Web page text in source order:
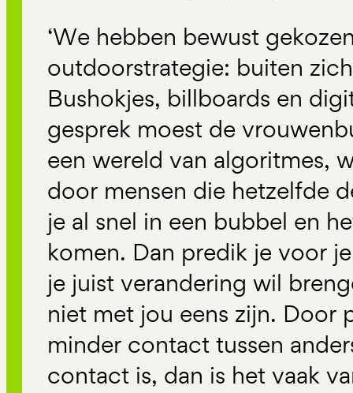
‘We hebben bewust
outdoorstrategie: buiten
Bushokjes, billboards en
gesprek moest de
een wereld van algoritmes,
door mensen die hetzelfde
je al snel in een bubbel en
komen. Dan predik je voor
je juist verandering wil
niet met jou eens zijn. Door
minder contact tussen
contact is, dan is het vaak